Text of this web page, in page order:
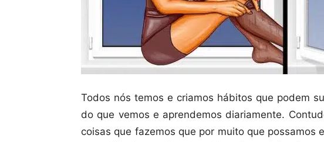
Todos nós temos e criamos hábitos que podem
do que vemos e aprendemos diariamente.
coisas que fazemos que por muito que possamos